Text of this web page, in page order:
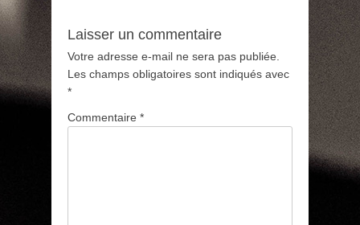
Laisser un commentaire
Votre adresse e-mail ne sera pas publiée.
Les champs obligatoires sont indiqués avec
*
Commentaire *